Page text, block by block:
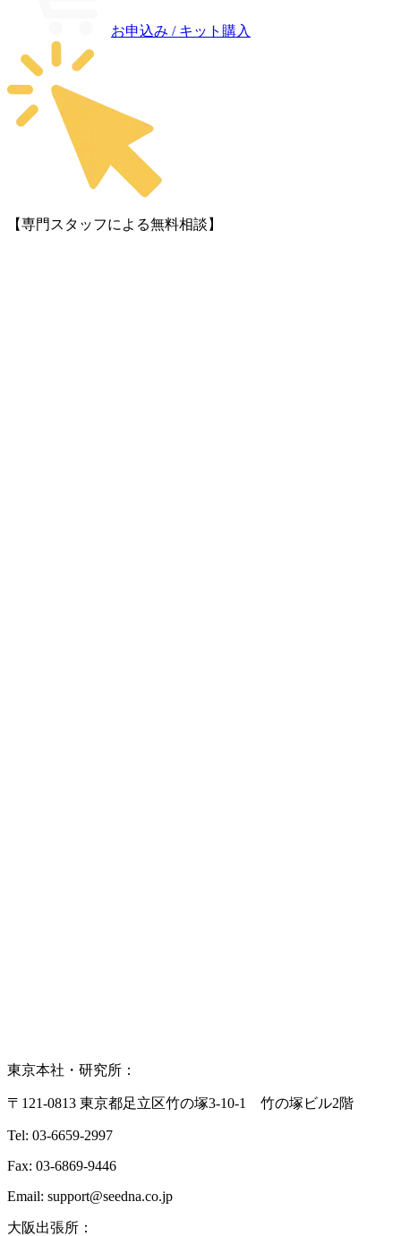
お申込み / キット購入
【専門スタッフによる無料相談】
東京本社・研究所：
〒121-0813 東京都足立区竹の塚3-10-1 竹の塚ビル2階
Tel: 03-6659-2997
Fax: 03-6869-9446
Email: support@seedna.co.jp
大阪出張所：